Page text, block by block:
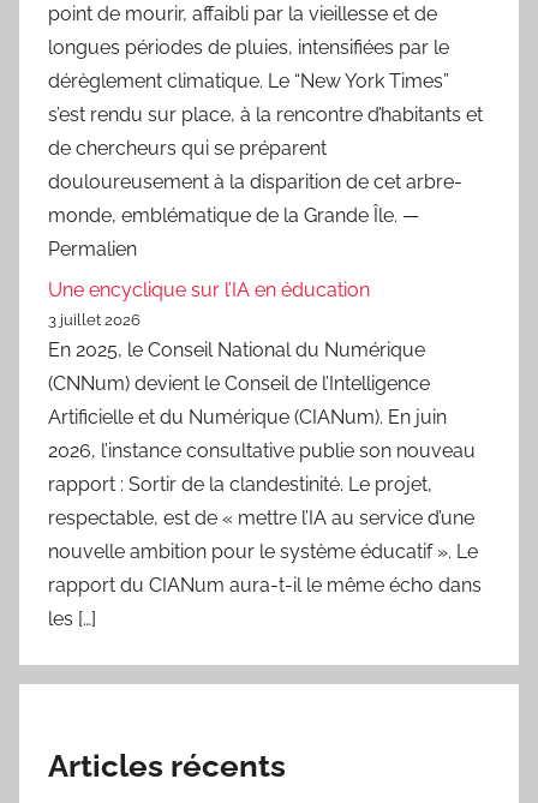
point de mourir, affaibli par la vieillesse et de
longues périodes de pluies, intensifiées par le
dérèglement climatique. Le “New York Times”
s’est rendu sur place, à la rencontre d’habitants et
de chercheurs qui se préparent
douloureusement à la disparition de cet arbre-
monde, emblématique de la Grande Île. —
Permalien
Une encyclique sur l’IA en éducation
3 juillet 2026
En 2025, le Conseil National du Numérique
(CNNum) devient le Conseil de l’Intelligence
Artificielle et du Numérique (CIANum). En juin
2026, l’instance consultative publie son nouveau
rapport : Sortir de la clandestinité. Le projet,
respectable, est de « mettre l’IA au service d’une
nouvelle ambition pour le système éducatif ». Le
rapport du CIANum aura-t-il le même écho dans
les […]
Articles récents